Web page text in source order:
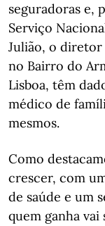
seguradoras e,
Serviço
Julião, o diretor
no Bairro do
Lisboa, têm
médico de
mesmos.
Como
crescer, com
de saúde e um
quem ganha vai